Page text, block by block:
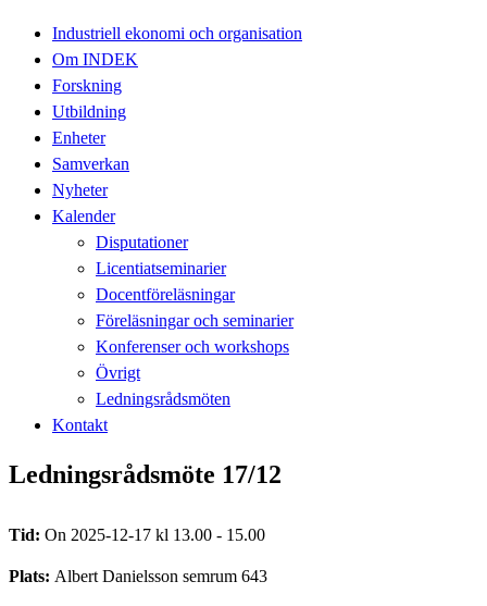
Industriell ekonomi och organisation
Om INDEK
Forskning
Utbildning
Enheter
Samverkan
Nyheter
Kalender
Disputationer
Licentiatseminarier
Docentföreläsningar
Föreläsningar och seminarier
Konferenser och workshops
Övrigt
Ledningsrådsmöten
Kontakt
Ledningsrådsmöte 17/12
Tid: On 2025-12-17 kl 13.00 - 15.00
Plats: Albert Danielsson semrum 643